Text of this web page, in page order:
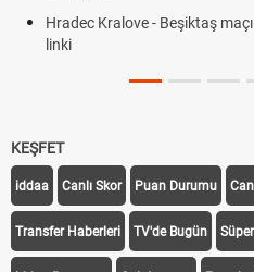
Hradec Kralove - Beşiktaş
linki
KEŞFET
iddaa Canlı Skor Puan Durumu
Transfer Haberleri TV'de Bugün